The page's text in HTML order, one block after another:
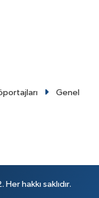
Genel
hakkı saklıdır.